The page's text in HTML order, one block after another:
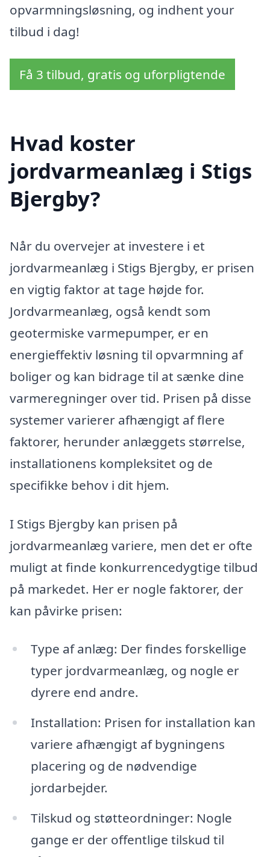
opvarmningsløsning, og indhent your
tilbud i dag!
Få 3 tilbud, gratis og uforpligtende
Hvad koster
jordvarmeanlæg i Stigs
Bjergby?
Når du overvejer at investere i et
jordvarmeanlæg i Stigs Bjergby, er prisen
en vigtig faktor at tage højde for.
Jordvarmeanlæg, også kendt som
geotermiske varmepumper, er en
energieffektiv løsning til opvarmning af
boliger og kan bidrage til at sænke dine
varmeregninger over tid. Prisen på disse
systemer varierer afhængigt af flere
faktorer, herunder anlæggets størrelse,
installationens kompleksitet og de
specifikke behov i dit hjem.
I Stigs Bjergby kan prisen på
jordvarmeanlæg variere, men det er ofte
muligt at finde konkurrencedygtige tilbud
på markedet. Her er nogle faktorer, der
kan påvirke prisen:
Type af anlæg: Der findes forskellige
typer jordvarmeanlæg, og nogle er
dyrere end andre.
Installation: Prisen for installation kan
variere afhængigt af bygningens
placering og de nødvendige
jordarbejder.
Tilskud og støtteordninger: Nogle
gange er der offentlige tilskud til